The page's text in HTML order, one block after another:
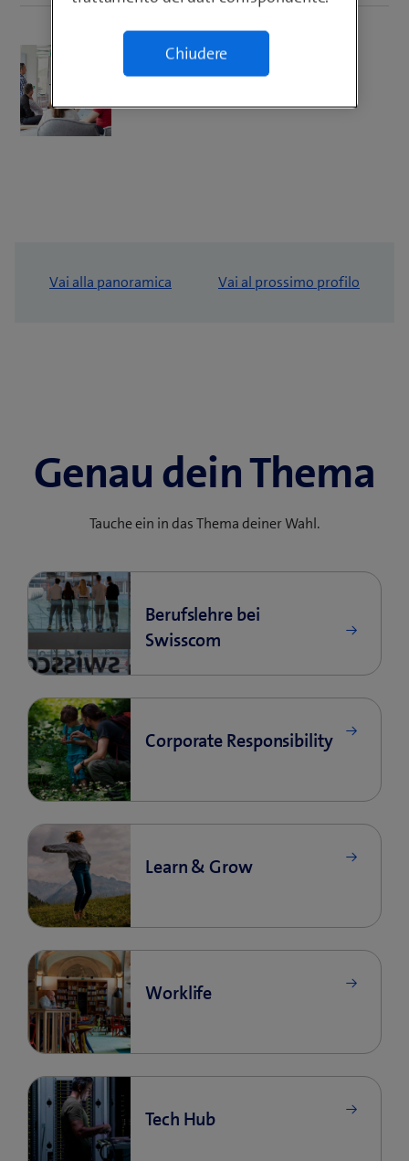
Life Balance
Vai alla panoramica Vai al prossimo profilo
Genau dein Thema
Tauche ein in das Thema deiner Wahl.
Chiudere